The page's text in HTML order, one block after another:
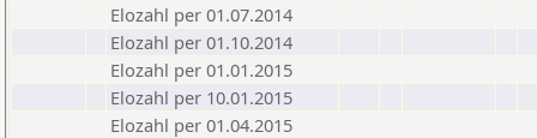
Elozahl per 01.07.2014
Elozahl per 01.10.2014
Elozahl per 01.01.2015
Elozahl per 10.01.2015
Elozahl per 01.04.2015